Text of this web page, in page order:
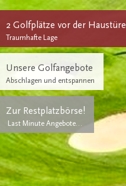
2 Golfplätze vor der Haustüre
Traumhafte Lage
Unsere Golfangebote
Abschlagen und entspannen
Zur Restplatzbörse!
Last Minute Angebote…